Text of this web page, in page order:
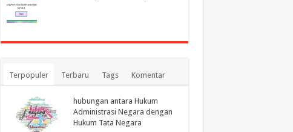
Terpopuler Terbaru Tags Komentar
hubungan antara Hukum
Administrasi Negara dengan
Hukum Tata Negara